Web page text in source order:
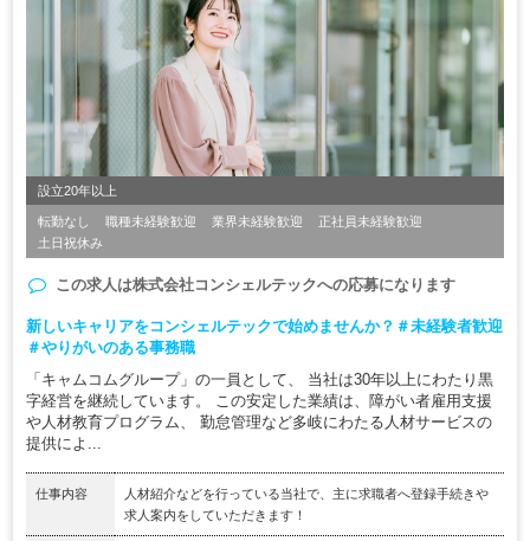
設立20年以上
転勤なし 職種未経験歓迎 業界未経験歓迎
正社員未経験歓迎
土日祝休み
この求人は株式会社コンシェルテックへの応募になります
新しいキャリアをコンシェルテックで始めませんか？＃未経験者歓迎
＃やりがいのある事務職
「キャムコムグループ」の一員として、 当社は30年以上にわたり黒
字経営を継続しています。 この安定した業績は、障がい者雇用支援
や人材教育プログラム、 勤怠管理など多岐にわたる人材サービスの
提供によ...
仕事内容
人材紹介などを行っている当社で、主に求職者へ登録手続きや
求人案内をしていただきます！